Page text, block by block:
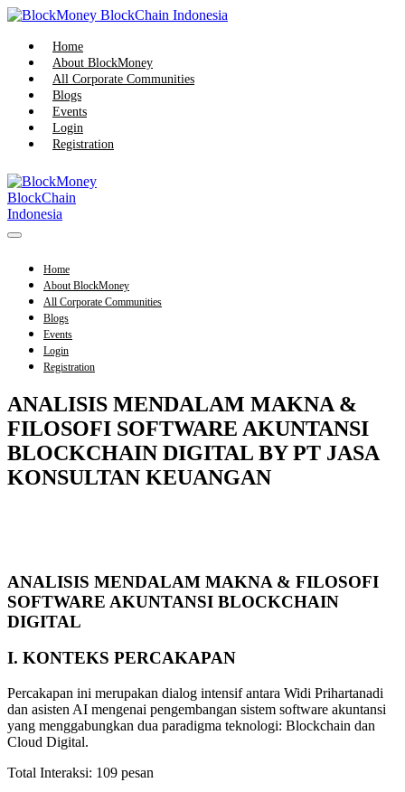
Skip
content
Home
About BlockMoney
All Corporate Communities
Blogs
Events
Login
Registration
Menu
Home
About BlockMoney
All Corporate Communities
Blogs
Events
Login
Registration
ANALISIS MENDALAM MAKNA &
FILOSOFI SOFTWARE AKUNTANSI
BLOCKCHAIN DIGITAL BY PT JASA
KONSULTAN KEUANGAN
ANALISIS MENDALAM MAKNA & FILOSOFI
SOFTWARE AKUNTANSI BLOCKCHAIN
DIGITAL
I. KONTEKS PERCAKAPAN
Percakapan ini merupakan dialog intensif antara Widi Prihartanadi
dan asisten AI mengenai pengembangan sistem software akuntansi
yang menggabungkan dua paradigma teknologi: Blockchain dan
Cloud Digital.
Total Interaksi: 109 pesan